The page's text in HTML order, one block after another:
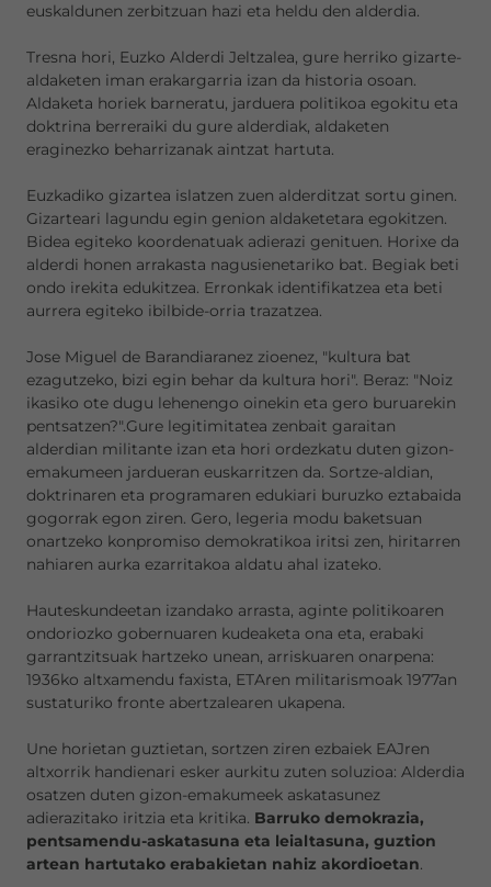
euskaldunen zerbitzuan hazi eta heldu den alderdia.
Tresna hori, Euzko Alderdi Jeltzalea, gure herriko gizarte-
aldaketen iman erakargarria izan da historia osoan.
Aldaketa horiek barneratu, jarduera politikoa egokitu eta
doktrina berreraiki du gure alderdiak, aldaketen
eraginezko beharrizanak aintzat hartuta.
Euzkadiko gizartea islatzen zuen alderditzat sortu ginen.
Gizarteari lagundu egin genion aldaketetara egokitzen.
Bidea egiteko koordenatuak adierazi genituen. Horixe da
alderdi honen arrakasta nagusienetariko bat. Begiak beti
ondo irekita edukitzea. Erronkak identifikatzea eta beti
aurrera egiteko ibilbide-orria trazatzea.
Jose Miguel de Barandiaranez zioenez, "kultura bat
ezagutzeko, bizi egin behar da kultura hori". Beraz: "Noiz
ikasiko ote dugu lehenengo oinekin eta gero buruarekin
pentsatzen?".Gure legitimitatea zenbait garaitan
alderdian militante izan eta hori ordezkatu duten gizon-
emakumeen jardueran euskarritzen da. Sortze-aldian,
doktrinaren eta programaren edukiari buruzko eztabaida
gogorrak egon ziren. Gero, legeria modu baketsuan
onartzeko konpromiso demokratikoa iritsi zen, hiritarren
nahiaren aurka ezarritakoa aldatu ahal izateko.
Hauteskundeetan izandako arrasta, aginte politikoaren
ondoriozko gobernuaren kudeaketa ona eta, erabaki
garrantzitsuak hartzeko unean, arriskuaren onarpena:
1936ko altxamendu faxista, ETAren militarismoak 1977an
sustaturiko fronte abertzalearen ukapena.
Une horietan guztietan, sortzen ziren ezbaiek EAJren
altxorrik handienari esker aurkitu zuten soluzioa: Alderdia
osatzen duten gizon-emakumeek askatasunez
adierazitako iritzia eta kritika. Barruko demokrazia,
pentsamendu-askatasuna eta leialtasuna, guztion
artean hartutako erabakietan nahiz akordioetan.